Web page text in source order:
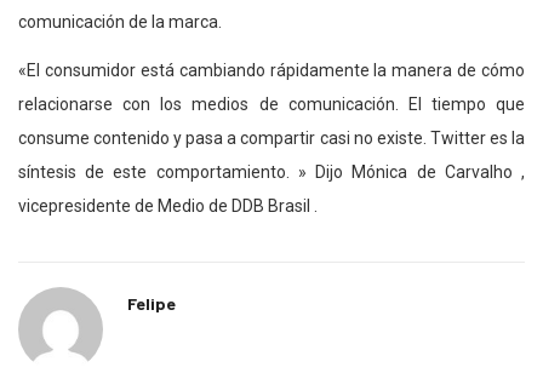
comunicación de la marca.
«El consumidor está cambiando rápidamente la manera de cómo
relacionarse con los medios de comunicación. El tiempo que
consume contenido y pasa a compartir casi no existe. Twitter es la
síntesis de este comportamiento. » Dijo Mónica de Carvalho ,
vicepresidente de Medio de DDB Brasil .
Felipe